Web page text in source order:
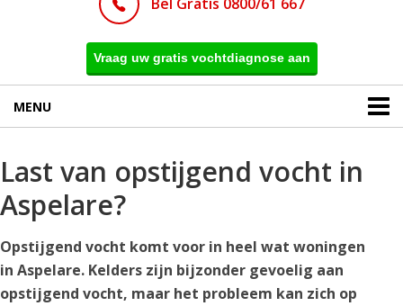
Vraag uw gratis vochtdiagnose aan
MENU
Last van opstijgend vocht in
Aspelare?
Opstijgend vocht komt voor in heel wat woningen
in Aspelare. Kelders zijn bijzonder gevoelig aan
opstijgend vocht, maar het probleem kan zich op